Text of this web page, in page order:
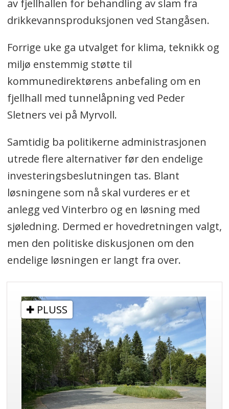
av fjellhallen for behandling av slam fra
drikkevannsproduksjonen ved Stangåsen.
Forrige uke ga utvalget for klima, teknikk og
miljø enstemmig støtte til
kommunedirektørens anbefaling om en
fjellhall med tunnelåpning ved Peder
Sletners vei på Myrvoll.
Samtidig ba politikerne administrasjonen
utrede flere alternativer før den endelige
investeringsbeslutningen tas. Blant
løsningene som nå skal vurderes er et
anlegg ved Vinterbro og en løsning med
sjøledning. Dermed er hovedretningen valgt,
men den politiske diskusjonen om den
endelige løsningen er langt fra over.
PLUSS